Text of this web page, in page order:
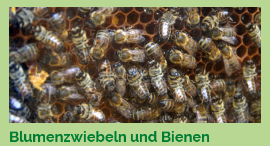
Blumenzwiebeln und Bienen